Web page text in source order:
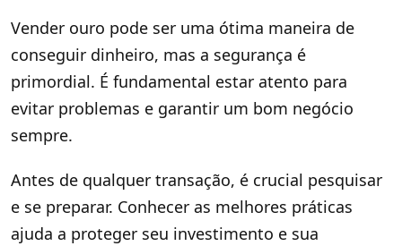
Vender ouro pode ser uma ótima maneira de
conseguir dinheiro, mas a segurança é
primordial. É fundamental estar atento para
evitar problemas e garantir um bom negócio
sempre.
Antes de qualquer transação, é crucial pesquisar
e se preparar. Conhecer as melhores práticas
ajuda a proteger seu investimento e sua